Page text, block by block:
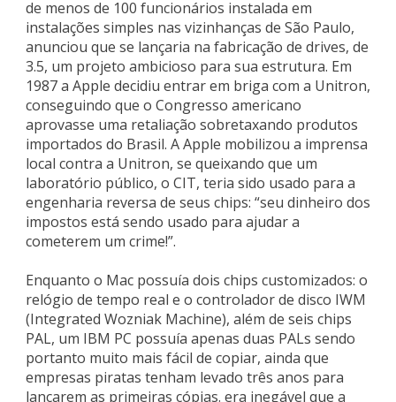
de menos de 100 funcionários instalada em
instalações simples nas vizinhanças de São Paulo,
anunciou que se lançaria na fabricação de drives, de
3.5, um projeto ambicioso para sua estrutura. Em
1987 a Apple decidiu entrar em briga com a Unitron,
conseguindo que o Congresso americano
aprovasse uma retaliação sobretaxando produtos
importados do Brasil. A Apple mobilizou a imprensa
local contra a Unitron, se queixando que um
laboratório público, o CIT, teria sido usado para a
engenharia reversa de seus chips: “seu dinheiro dos
impostos está sendo usado para ajudar a
cometerem um crime!”.
Enquanto o Mac possuía dois chips customizados: o
relógio de tempo real e o controlador de disco IWM
(Integrated Wozniak Machine), além de seis chips
PAL, um IBM PC possuía apenas duas PALs sendo
portanto muito mais fácil de copiar, ainda que
empresas piratas tenham levado três anos para
lançarem as primeiras cópias. era inegável que a